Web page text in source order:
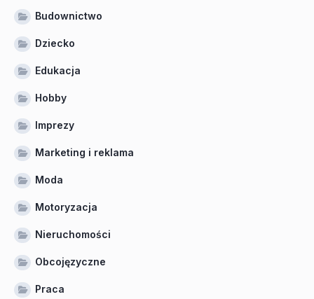
Budownictwo
Dziecko
Edukacja
Hobby
Imprezy
Marketing i reklama
Moda
Motoryzacja
Nieruchomości
Obcojęzyczne
Praca